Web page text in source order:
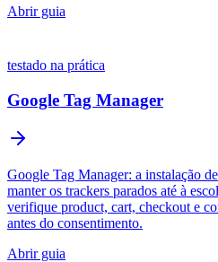
Abrir guia
testado na prática
Google Tag Manager
Google Tag Manager: a instalação
manter os trackers parados até à
verifique product, cart, checkout e
antes do consentimento.
Abrir guia